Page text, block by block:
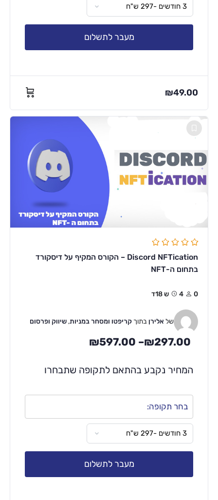
מעבר לתשלום
₪49.00
Discord NFTication – הקורס המקיף על דיסקורד
בתחום ה-NFT
0 4ש 18ד
של אלירן בתוך קריפטו ומסחר במניות, שיווק ופרסום
₪297.00
–
₪597.00
המחיר נקבע בהתאם לתקופה שתבחרו
בחר תקופה:
מעבר לתשלום